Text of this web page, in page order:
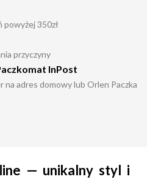
powyżej 350zł
przyczyny
InPost
na adres domowy lub Orlen Paczka
— unikalny styl i